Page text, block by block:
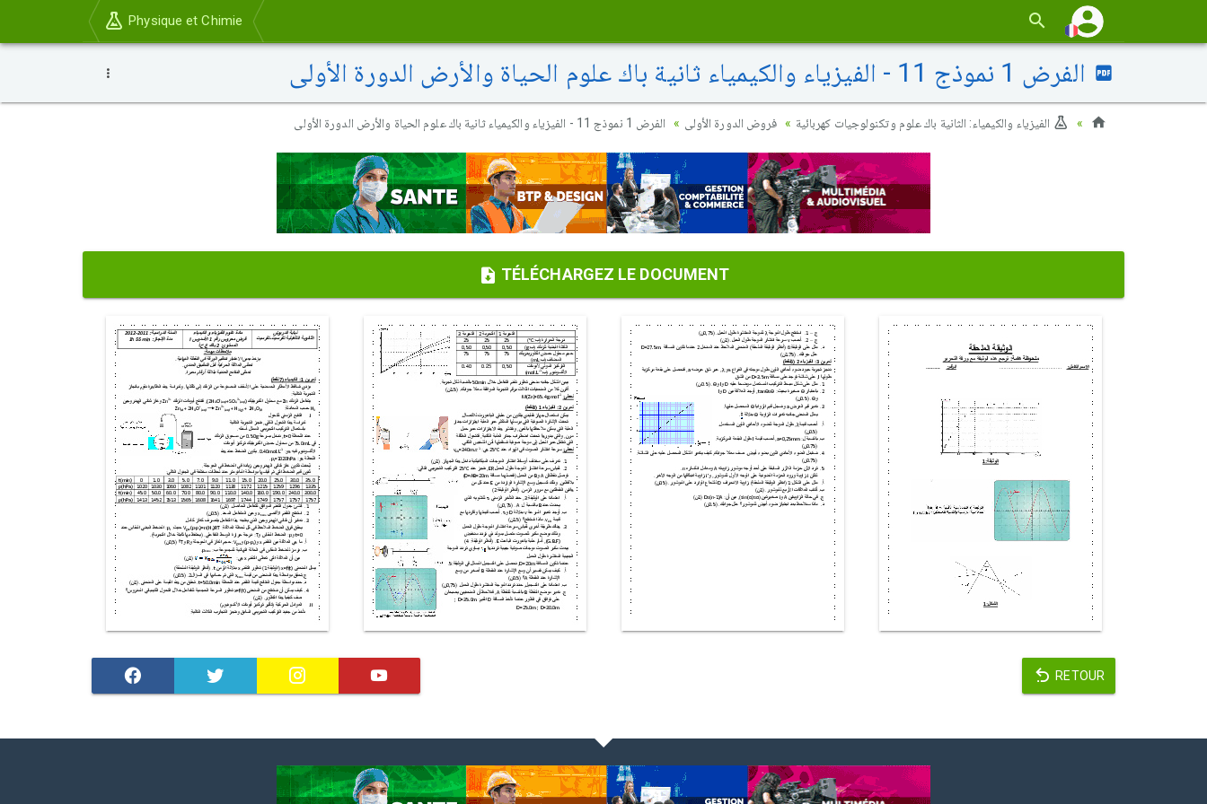
Physique et Chimie
الفرض 1 نموذج 11 - الفيزياء والكيمياء ثانية باك علوم الحياة والأرض الدورة الأولى
الفيزياء والكيمياء: الثانية باك علوم وتكنولوجيات كهربائية فروض الدورة الأولى الفرض 1 نموذج 11 - الفيزياء والكيمياء ثانية باك علوم الحياة والأرض الدورة الأولى
TÉLÉCHARGEZ LE DOCUMENT
RETOUR